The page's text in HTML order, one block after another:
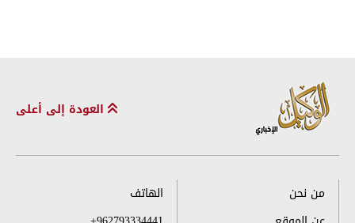
العودة إلى أعلى
من نحن
الهاتف